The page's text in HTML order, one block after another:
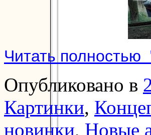
Читать полностью
Опубликовано в
Картинки,
новинки, Новые